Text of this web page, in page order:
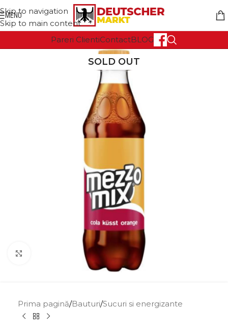
Skip to navigation
Skip to main content
MENU
Pareri ClientiContactBLOG
SOLD OUT
Click to enlarge
Prima pagină/Bauturi/Sucuri si energizante